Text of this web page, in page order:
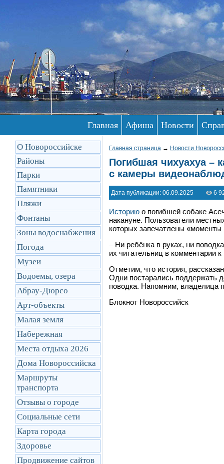
Главная Афиша Новости
О Новороссийске
Районы
Парки
Памятники
Пляжи
Фонтаны
Зоны водоснабжения
Погода
Музеи
Водоемы, озера
Абрау-Дюрсо
Арт-объекты
Малая земля
Набережная
Места отдыха 2026
Дома Новороссийска
Маршруты
транcпорта
Отзывы о городе
Социальные сети
Карта города
Здоровье
Продвижение сайтов
Главная страница → Новости
Погибшая чихуахуа –
с камеры
Дата публикации: 06.09.2025 6
Историю о погибшей собаке
накануне. Пользователи
которых запечатлены «моменты
– Ни ребёнка в руках, ни
их читательниц в комментарии к
Отметим, что история,
Одни постарались поддержать
поводка. Напомним, владелица
Блокнот Новороссийск